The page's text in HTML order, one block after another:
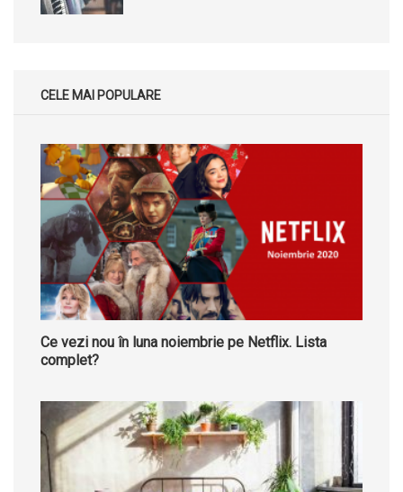
CELE MAI POPULARE
Ce vezi nou în luna noiembrie pe Netflix. Lista
complet?